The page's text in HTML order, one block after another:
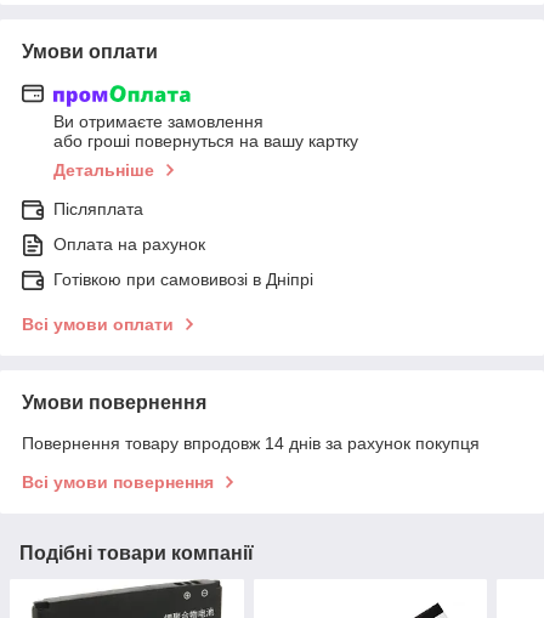
Умови оплати
Ви отримаєте замовлення
або гроші повернуться на вашу картку
Детальніше
Післяплата
Оплата на рахунок
Готівкою при самовивозі в Дніпрі
Всі умови оплати
Умови повернення
Повернення товару впродовж 14 днів за рахунок покупця
Всі умови повернення
Подібні товари компанії